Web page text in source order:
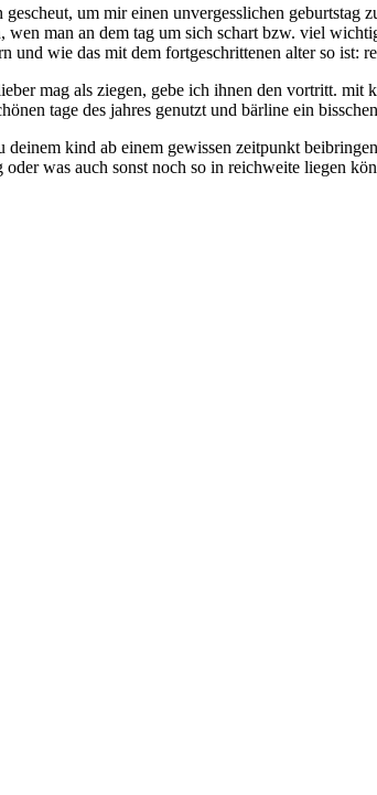
um mir einen unvergesslichen
man an dem tag um sich schart bzw. viel
wie das mit dem fortgeschrittenen alter so ist:
mag als ziegen, gebe ich ihnen den vortritt.
tage des jahres genutzt und bärline ein
kind ab einem gewissen zeitpunkt
was auch sonst noch so in reichweite liegen